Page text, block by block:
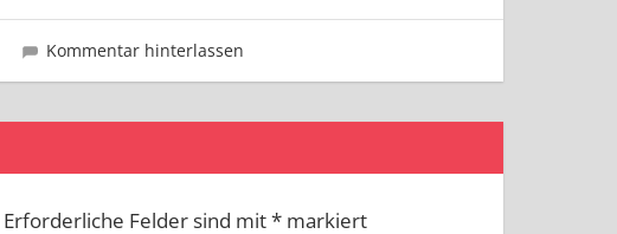
Kommentar hinterlassen
Erforderliche Felder sind mit* markiert